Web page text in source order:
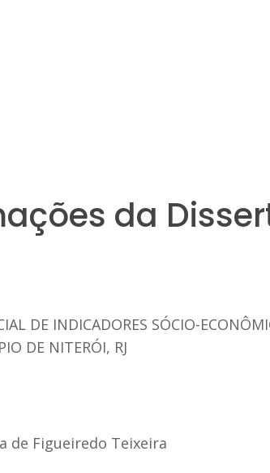
da
DE INDICADORES SÓCIO-
DE NITERÓI, RJ
de Figueiredo Teixeira